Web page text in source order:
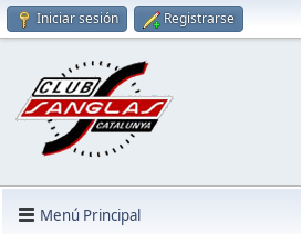
Iniciar sesión Registrarse
Menú Principal